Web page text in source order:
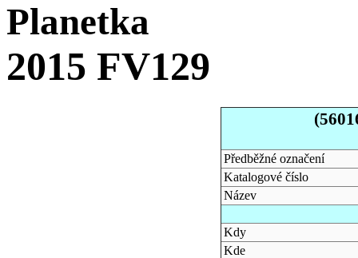
Planetka
2015 FV129
Předběžné označení
Katalogové číslo
Název
Kdy
Kde